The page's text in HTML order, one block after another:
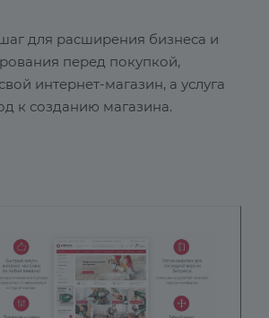
для расширения бизнеса и
перед покупкой,
интернет-магазин, а услуга
к созданию магазина.